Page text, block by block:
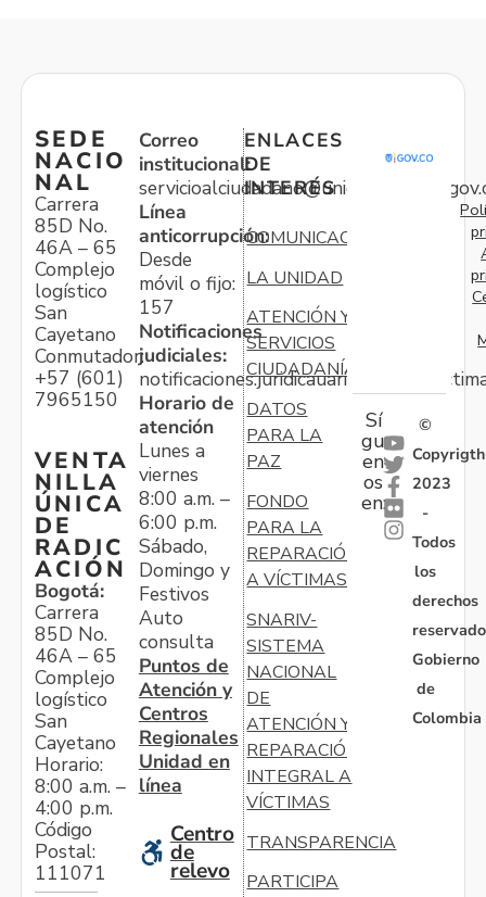
SEDE
NACIO
NAL
Carrera
85D No.
46A – 65
Complejo
logístico
San
Cayetano
Conmutador:
+57 (601)
7965150
VENTA
NILLA
ÚNICA
DE
RADIC
ACIÓN
Bogotá:
Carrera
85D No.
46A – 65
Complejo
logístico
San
Cayetano
Horario:
8:00 a.m. –
4:00 p.m.
Código
Postal:
111071
Correo
institucional:
Línea
anticorrupción:
Desde
móvil o fijo:
157
Notificaciones
judiciales:
Horario de
atención
Lunes a
viernes
8:00 a.m. –
6:00 p.m.
Sábado,
Domingo y
Festivos
Auto
consulta
Puntos de
Atención y
Centros
Regionales
Unidad en
línea
Centro
de
relevo
ENLACES
DE
INTERÉS
COMUNICACIONES
LA UNIDAD
ATENCIÓN Y
SERVICIOS
CIUDADANÍA
DATOS
PARA LA
PAZ
FONDO
PARA LA
REPARACIÓN
A VÍCTIMAS
SNARIV-
SISTEMA
NACIONAL
DE
ATENCIÓN Y
REPARACIÓN
INTEGRAL A
VÍCTIMAS
TRANSPARENCIA
PARTICIPA
Sí
gu
en
os
en:
©
Copyrigth
2023
-
Todos
los
derechos
Gobierno
de
Colombia